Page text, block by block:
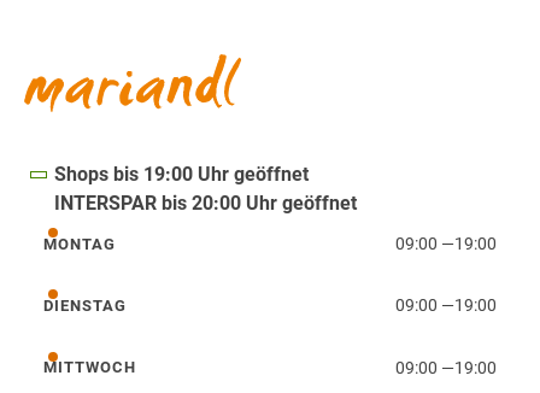
Shops bis 19:00 Uhr geöffnet
INTERSPAR bis 20:00 Uhr geöffnet
Montag
MONTAG 09:00 —19:00
Dienstag
DIENSTAG 09:00 —19:00
Mittwoch
MITTWOCH 09:00 —19:00